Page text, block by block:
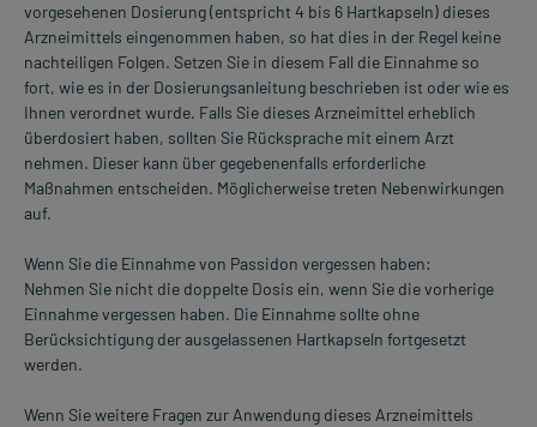
vorgesehenen Dosierung (entspricht 4 bis 6 Hartkapseln) dieses
Arzneimittels eingenommen haben, so hat dies in der Regel keine
nachteiligen Folgen. Setzen Sie in diesem Fall die Einnahme so
fort, wie es in der Dosierungsanleitung beschrieben ist oder wie es
Ihnen verordnet wurde. Falls Sie dieses Arzneimittel erheblich
überdosiert haben, sollten Sie Rücksprache mit einem Arzt
nehmen. Dieser kann über gegebenenfalls erforderliche
Maßnahmen entscheiden. Möglicherweise treten Nebenwirkungen
auf.
Wenn Sie die Einnahme von Passidon vergessen haben:
Nehmen Sie nicht die doppelte Dosis ein, wenn Sie die vorherige
Einnahme vergessen haben. Die Einnahme sollte ohne
Berücksichtigung der ausgelassenen Hartkapseln fortgesetzt
werden.
Wenn Sie weitere Fragen zur Anwendung dieses Arzneimittels